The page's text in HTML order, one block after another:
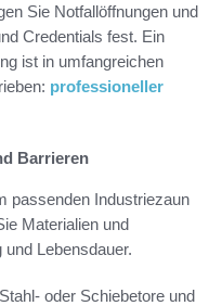
Sie Notfallöffnungen und
Credentials fest. Ein
ist in umfangreichen
professioneller
Barrieren
passenden Industriezaun
Materialien und
Lebensdauer.
oder Schiebetore und